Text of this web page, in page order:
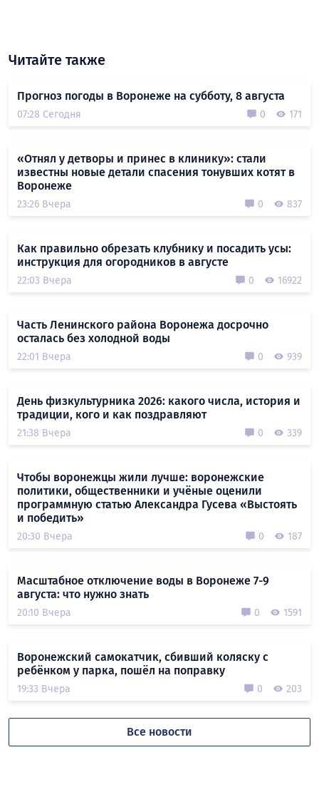
Читайте также
Прогноз погоды в Воронеже на субботу, 8 августа
07:28 Сегодня 0 171
«Отнял у детворы и принес в клинику»: стали
известны новые детали спасения тонувших котят в
Воронеже
23:26 Вчера 0 837
Как правильно обрезать клубнику и посадить усы:
инструкция для огородников в августе
22:03 Вчера 0 16922
Часть Ленинского района Воронежа досрочно
осталась без холодной воды
22:01 Вчера 0 939
День физкультурника 2026: какого числа, история и
традиции, кого и как поздравляют
21:38 Вчера 0 339
Чтобы воронежцы жили лучше: воронежские
политики, общественники и учёные оценили
программную статью Александра Гусева «Выстоять
и победить»
20:30 Вчера 0 187
Масштабное отключение воды в Воронеже 7-9
августа: что нужно знать
20:10 Вчера 0 1591
Воронежский самокатчик, сбивший коляску с
ребёнком у парка, пошёл на поправку
19:33 Вчера 0 203
Все новости